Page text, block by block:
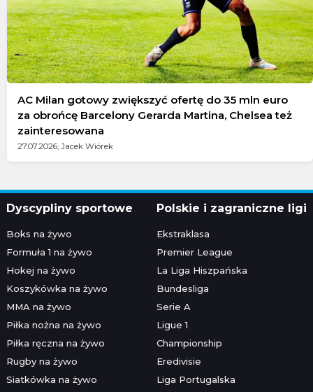
AC Milan gotowy zwiększyć ofertę do 35 mln euro
za obrońcę Barcelony Gerarda Martina, Chelsea też
zainteresowana
27.07.2026; Jacek Wiórek
Dyscypliny sportowe
Boks na żywo
Formuła 1 na żywo
Hokej na żywo
Koszykówka na żywo
MMA na żywo
Piłka nożna na żywo
Piłka ręczna na żywo
Rugby na żywo
Siatkówka na żywo
Polskie i zagraniczne ligi
Ekstraklasa
Premier League
La Liga Hiszpańska
Bundesliga
Serie A
Ligue 1
Championship
Eredivisie
Liga Portugalska